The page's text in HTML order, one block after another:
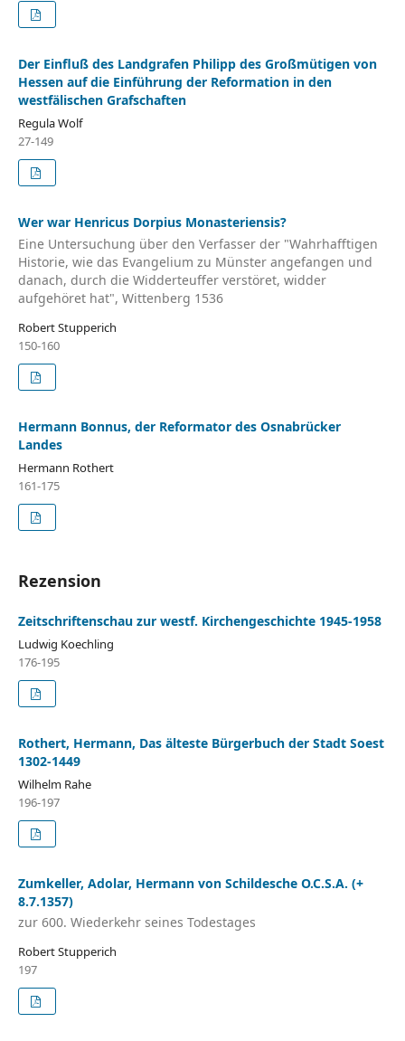
Der Einfluß des Landgrafen Philipp des Großmütigen von
Hessen auf die Einführung der Reformation in den
westfälischen Grafschaften
Regula Wolf
27-149
Wer war Henricus Dorpius Monasteriensis?
Eine Untersuchung über den Verfasser der "Wahrhafftigen
Historie, wie das Evangelium zu Münster angefangen und
danach, durch die Widderteuffer verstöret, widder
aufgehöret hat", Wittenberg 1536
Robert Stupperich
150-160
Hermann Bonnus, der Reformator des Osnabrücker
Landes
Hermann Rothert
161-175
Rezension
Zeitschriftenschau zur westf. Kirchengeschichte 1945-1958
Ludwig Koechling
176-195
Rothert, Hermann, Das älteste Bürgerbuch der Stadt Soest
1302-1449
Wilhelm Rahe
196-197
Zumkeller, Adolar, Hermann von Schildesche O.C.S.A. (+
8.7.1357)
zur 600. Wiederkehr seines Todestages
Robert Stupperich
197